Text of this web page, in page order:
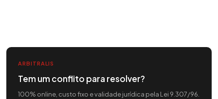
ARBITRALIS
Tem um conflito para resolver?
100% online, custo fixo e validade jurídica pela Lei 9.307/96.